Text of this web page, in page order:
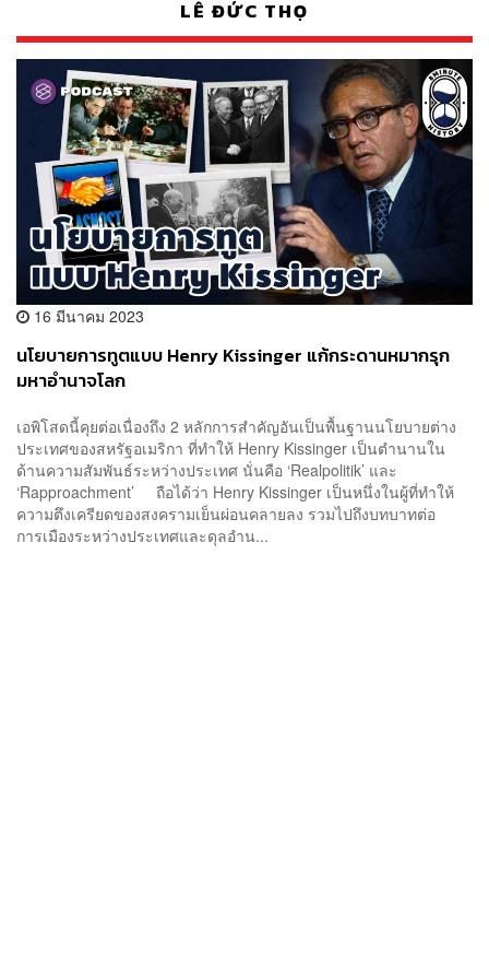
LÊ ĐỨC THỌ
16 มีนาคม 2023
นโยบายการทูตแบบ Henry Kissinger แก้กระดานหมากรุก
มหาอำนาจโลก
เอพิโสดนี้คุยต่อเนื่องถึง 2 หลักการสำคัญอันเป็นพื้นฐานนโยบายต่าง
ประเทศของสหรัฐอเมริกา ที่ทำให้ Henry Kissinger เป็นตำนานใน
ด้านความสัมพันธ์ระหว่างประเทศ นั่นคือ ‘Realpolitik’ และ
‘Rapproachment’ ถือได้ว่า Henry Kissinger เป็นหนึ่งในผู้ที่ทำให้
ความตึงเครียดของสงครามเย็นผ่อนคลายลง รวมไปถึงบทบาทต่อ
การเมืองระหว่างประเทศและดุลอำน...